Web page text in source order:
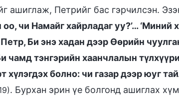
ашиглаж, Петрийг бас гэрчилсэн.
чи Намайг хайрладаг уу?’… ‘Миний
Би энэ хадан дээр Өөрийн
чамд тэнгэрийн хаанчлалын
хүлэгдэх болно: чи газар дээр юуг
. Бурхан эрин үе болгонд ашиглах